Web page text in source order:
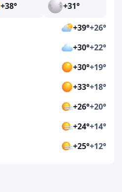
+38° +31°
+39°+26°
+30°+22°
+30°+19°
+33°+18°
+26°+20°
+24°+14°
+25°+12°